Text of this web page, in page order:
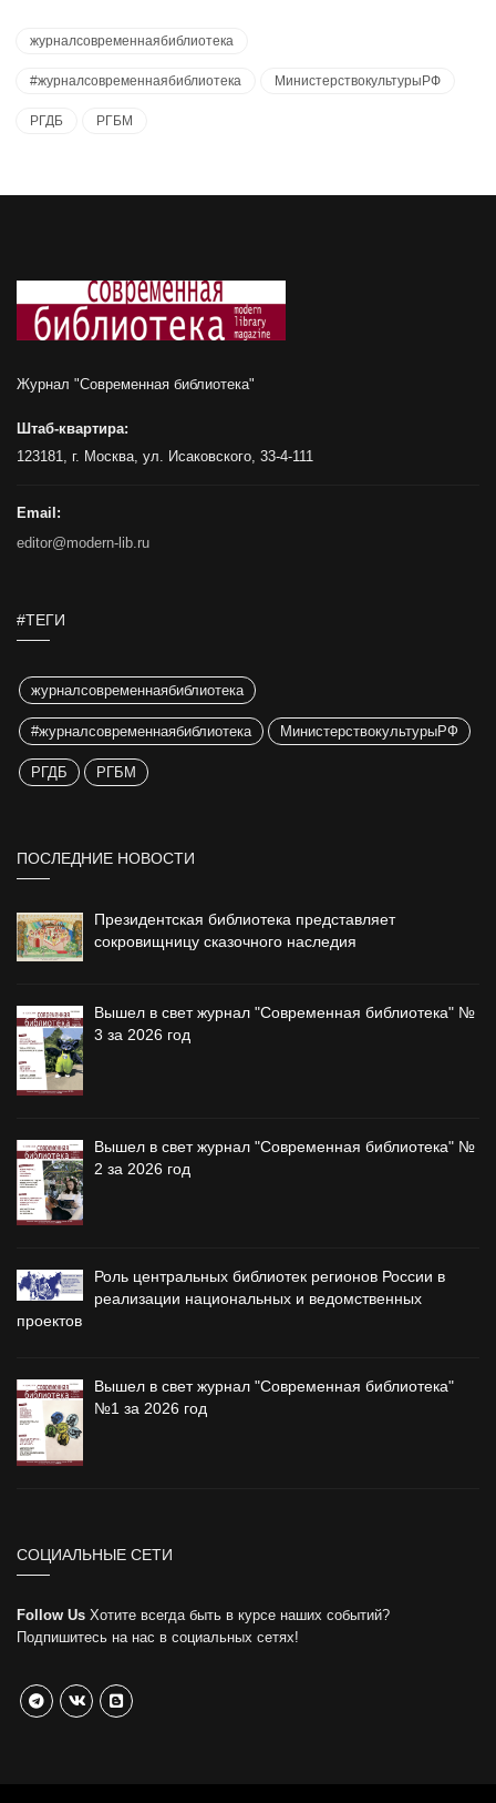
журналсовременнаябиблиотека
#журналсовременнаябиблиотека МинистерствокультурыРФ
РГДБ РГБМ
Журнал "Современная библиотека"
Штаб-квартира:
123181, г. Москва, ул. Исаковского, 33-4-111
Email:
editor@modern-lib.ru
#ТЕГИ
журналсовременнаябиблиотека
#журналсовременнаябиблиотека МинистерствокультурыРФ
РГДБ РГБМ
ПОСЛЕДНИЕ НОВОСТИ
Президентская библиотека представляет
сокровищницу сказочного наследия
Вышел в свет журнал "Современная библиотека" №
3 за 2026 год
Вышел в свет журнал "Современная библиотека" №
2 за 2026 год
Роль центральных библиотек регионов России в
реализации национальных и ведомственных
проектов
Вышел в свет журнал "Современная библиотека"
№1 за 2026 год
СОЦИАЛЬНЫЕ СЕТИ
Follow Us Хотите всегда быть в курсе наших событий?
Подпишитесь на нас в социальных сетях!